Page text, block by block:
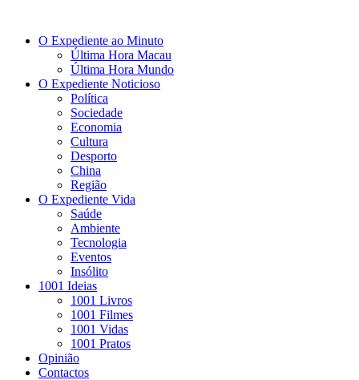
O Expediente ao Minuto
Última Hora Macau
Última Hora Mundo
O Expediente Noticioso
Política
Sociedade
Economia
Cultura
Desporto
China
Região
O Expediente Vida
Saúde
Ambiente
Tecnologia
Eventos
Insólito
1001 Ideias
1001 Livros
1001 Filmes
1001 Vidas
1001 Pratos
Opinião
Contactos